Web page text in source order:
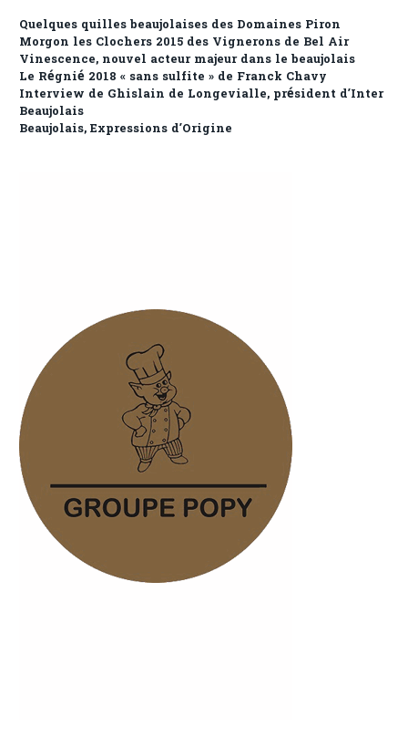
Quelques quilles beaujolaises des Domaines Piron
Morgon les Clochers 2015 des Vignerons de Bel Air
Vinescence, nouvel acteur majeur dans le beaujolais
Le Régnié 2018 « sans sulfite » de Franck Chavy
Interview de Ghislain de Longevialle, président d’Inter
Beaujolais
Beaujolais, Expressions d’Origine